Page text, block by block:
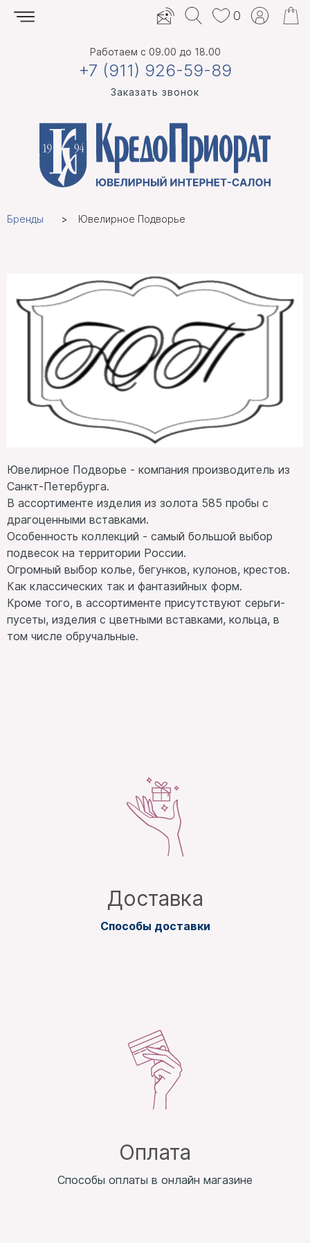
Работаем с 09.00 до 18.00
+7 (911) 926-59-89
Заказать звонок
0
Бренды Ювелирное Подворье
Ювелирное Подворье - компания производитель из
Санкт-Петербурга.
В ассортименте изделия из золота 585 пробы с
драгоценными вставками.
Особенность коллекций - самый большой выбор
подвесок на территории России.
Огромный выбор колье, бегунков, кулонов, крестов.
Как классических так и фантазийных форм.
Кроме того, в ассортименте присутствуют серьги-
пусеты, изделия с цветными вставками, кольца, в
том числе обручальные.
Доставка
Способы доставки
Оплата
Способы оплаты в онлайн магазине